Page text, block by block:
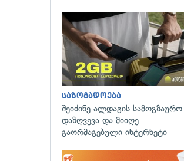
საზოგადოება
შეიძინე ალდაგის სამოგზაურო
დაზღვევა და მიიღე
გაორმაგებული ინტერნეტი